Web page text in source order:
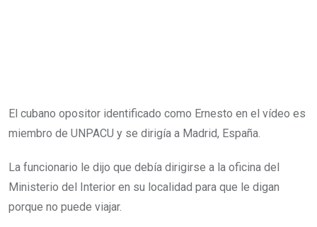
El cubano opositor identificado como Ernesto en el vídeo es
miembro de UNPACU y se dirigía a Madrid, España.
La funcionario le dijo que debía dirigirse a la oficina del
Ministerio del Interior en su localidad para que le digan
porque no puede viajar.